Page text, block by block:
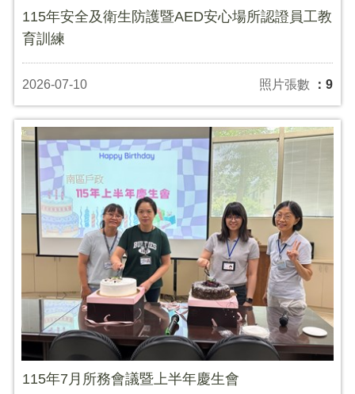
115年安全及衛生防護暨AED安心場所認證員工教
育訓練
2026-07-10 照片張數 ：9
115年7月所務會議暨上半年慶生會